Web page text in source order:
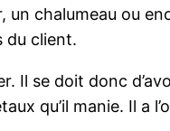
un chalumeau ou
du client.
Il se doit donc
qu’il manie. Il a